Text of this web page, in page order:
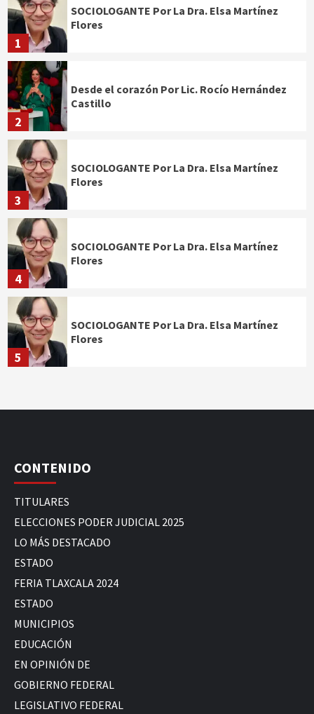
1
SOCIOLOGANTE Por La Dra. Elsa Martínez
Flores
2
Desde el corazón Por Lic. Rocío Hernández
Castillo
3
SOCIOLOGANTE Por La Dra. Elsa Martínez
Flores
4
SOCIOLOGANTE Por La Dra. Elsa Martínez
Flores
5
SOCIOLOGANTE Por La Dra. Elsa Martínez
Flores
CONTENIDO
TITULARES
ELECCIONES PODER JUDICIAL 2025
LO MÁS DESTACADO
ESTADO
FERIA TLAXCALA 2024
ESTADO
MUNICIPIOS
EDUCACIÓN
EN OPINIÓN DE
GOBIERNO FEDERAL
LEGISLATIVO FEDERAL